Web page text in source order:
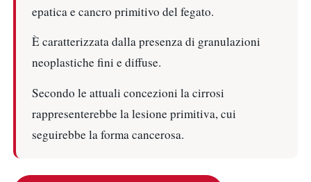
epatica e cancro primitivo del fegato.
È caratterizzata dalla presenza di granulazioni
neoplastiche fini e diffuse.
Secondo le attuali concezioni la cirrosi
rappresenterebbe la lesione primitiva, cui
seguirebbe la forma cancerosa.